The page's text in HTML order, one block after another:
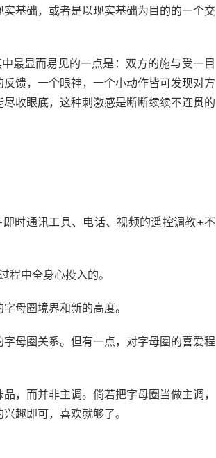
基础，或者是以现实基础为目的的一个交
最显而易见的一点是：双方的施与受一目
馈，一个眼神，一个小动作皆可发现对方
收眼底，这种刺激感是断断续续不连贯的
时通讯工具、电话、视频的遥控调教+不
中全身心投入的。
母圈境界和新的高度。
母圈关系。但有一点，对字母圈的喜爱程
，而并非主调。倘若把字母圈当做主调，
趣即可，喜欢就够了。